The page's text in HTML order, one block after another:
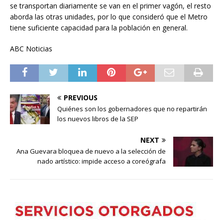
se transportan diariamente se van en el primer vagón, el resto
aborda las otras unidades, por lo que consideró que el Metro
tiene suficiente capacidad para la población en general.
ABC Noticias
PREVIOUS
Quiénes son los gobernadores que no repartirán
los nuevos libros de la SEP
NEXT
Ana Guevara bloquea de nuevo a la selección de
nado artístico: impide acceso a coreógrafa